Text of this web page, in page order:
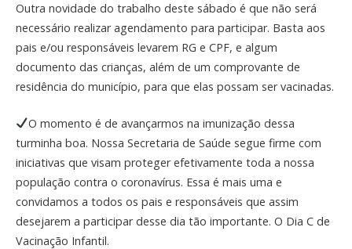
Outra novidade do trabalho deste sábado é que não será
necessário realizar agendamento para participar. Basta aos
pais e/ou responsáveis levarem RG e CPF, e algum
documento das crianças, além de um comprovante de
residência do município, para que elas possam ser vacinadas.
O momento é de avançarmos na imunização dessa
turminha boa. Nossa Secretaria de Saúde segue firme com
iniciativas que visam proteger efetivamente toda a nossa
população contra o coronavírus. Essa é mais uma e
convidamos a todos os pais e responsáveis que assim
desejarem a participar desse dia tão importante. O Dia C de
Vacinação Infantil.